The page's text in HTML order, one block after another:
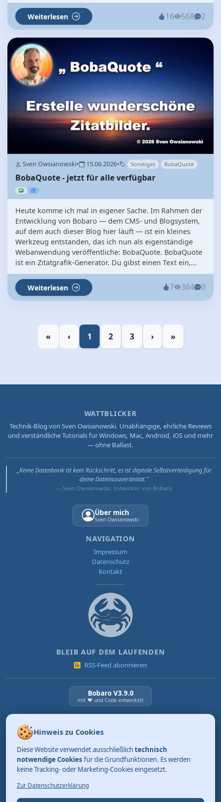
Weiterlesen 16 568 2
Sven Owsianowski• 15.06.2026• Sonstiges BobaQuote
BobaQuote - jetzt für alle verfügbar
Heute komme ich mal in eigener Sache. Im Rahmen der
Entwicklung von Bobaro — dem CMS- und Blogsystem,
auf dem auch dieser Blog hier läuft — ist ein kleines
Werkzeug entstanden, das ich nun als eigenständige
Webanwendung veröffentliche: BobaQuote. BobaQuote
ist ein Zitatgrafik-Generator. Du gibst einen Text ein,...
Weiterlesen 7 364 0
« ‹ 1 2 3 › »
WATTBLICKER
Technik-Blog von Sven Owsianowski. Unabhängige, ehrliche Reviews
und verständliche Tutorials für Windows, Mac, Android, iOS und mehr
— ohne Ballast.
„Keine Datenbank ist kein Rückschritt, es ist digitale Selbstverteidigung für
deine Datensouveränität."
— Sven Owsianowski, Entwickler von Bobaro
Über mich
Sven Owsianowski
NAVIGATION
Impressum
Datenschutz
Kontakt
BLEIB AUF DEM LAUFENDEN
RSS-Feed abonnieren
Bobaro V3.9.0
mit ❤️ und Code entwickelt
03.08.2026
Review: Tidy. Aufräumen kann so einfach sein.
01.08.2026
Hinweis zu Cookies
Diese Website verwendet ausschließlichtechnisch
notwendige Cookies für die Grundfunktionen. Es werden
keine Tracking- oder Marketing-Cookies eingesetzt.
Zur Datenschutzerklärung